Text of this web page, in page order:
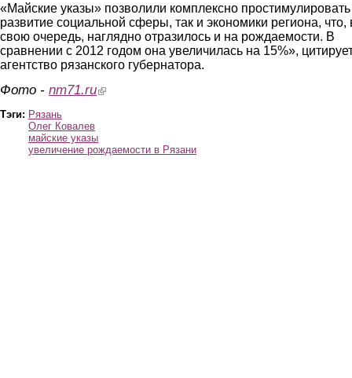
«Майские указы» позволили комплексно простимулировать
развитие социальной сферы, так и экономики региона, что,
свою очередь, наглядно отразилось и на рождаемости. В
сравнении с 2012 годом она увеличилась на 15%»,
агентство рязанского губернатора.
Фото - nm71.ru(link is external)
Тэги: Рязань
Олег Ковалев
майские указы
увеличение рождаемости в Рязани